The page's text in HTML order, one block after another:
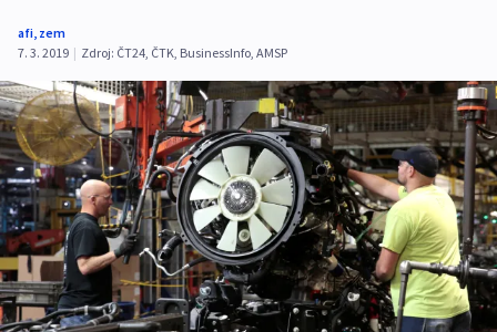
afi, zem
7. 3. 2019 | Zdroj: ČT24, ČTK, BusinessInfo, AMSP